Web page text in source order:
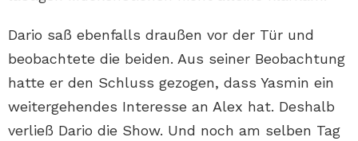
Dario saß ebenfalls draußen vor der Tür und
beobachtete die beiden. Aus seiner Beobachtung
hatte er den Schluss gezogen, dass Yasmin ein
weitergehendes Interesse an Alex hat. Deshalb
verließ Dario die Show. Und noch am selben Tag